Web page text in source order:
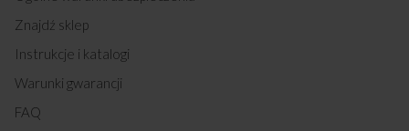
Znajdź sklep
Instrukcje i katalogi
Warunki gwarancji
FAQ